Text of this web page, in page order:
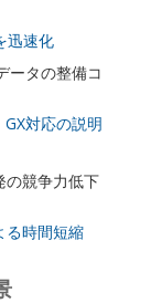
迅速化
ータの整備コ
対応の説明
競争力低下
る時間短縮